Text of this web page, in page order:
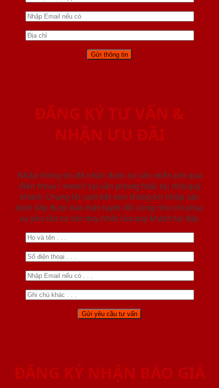
ĐĂNG KÝ TƯ VẤN &
NHẬN ƯU ĐÃI
Nhập thông tin để nhận được tư vấn miễn phí qua
điện thoại / email/ tại văn phòng hoặc tại nhà quý
khách. Chúng tôi cam kết mọi thông tin nhập vào
dưới đây được bảo mật tuyệt đối cũng như chỉ phục
vụ yêu cầu tư vấn duy nhất của quý khách tại đây.
ĐĂNG KÝ NHẬN BÁO GIÁ